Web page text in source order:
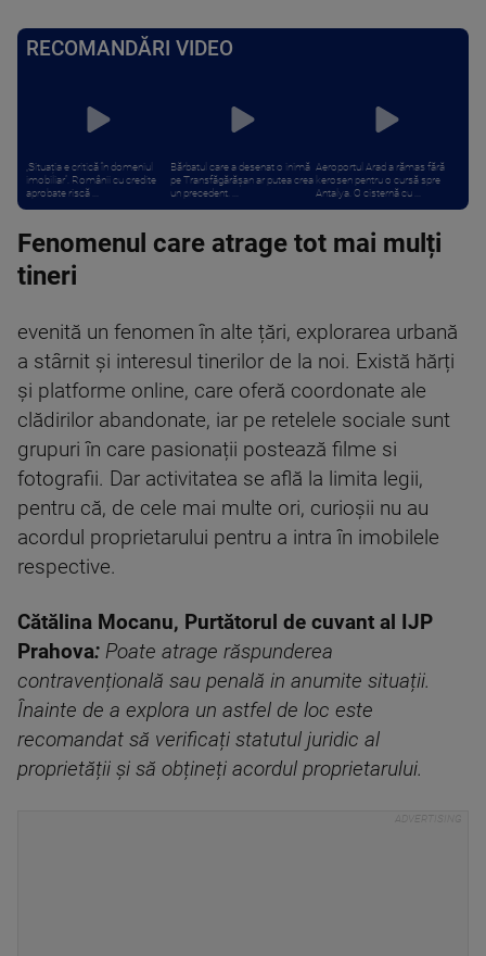
RECOMANDĂRI VIDEO
„Situația e critică în domeniul
imobiliar”. Românii cu credite
aprobate riscă ...
Bărbatul care a desenat o inimă
pe Transfăgărășan ar putea crea
un precedent. ...
Aeroportul Arad a rămas fără
kerosen pentru o cursă spre
Antalya. O cisternă cu ...
Fenomenul care atrage tot mai mulți
tineri
evenită un fenomen în alte țări, explorarea urbană
a stârnit și interesul tinerilor de la noi. Există hărți
și platforme online, care oferă coordonate ale
clădirilor abandonate, iar pe retelele sociale sunt
grupuri în care pasionații postează filme si
fotografii. Dar activitatea se află la limita legii,
pentru că, de cele mai multe ori, curioșii nu au
acordul proprietarului pentru a intra în imobilele
respective.
Cătălina Mocanu, Purtătorul de cuvant al IJP
Prahova: Poate atrage răspunderea
contravențională sau penală in anumite situații.
Înainte de a explora un astfel de loc este
recomandat să verificați statutul juridic al
proprietății și să obțineți acordul proprietarului.